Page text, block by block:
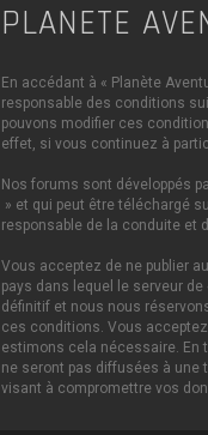
PLANÈTE
En accédant à « Planète
responsable des conditions
pouvons modifier ces
effet, si vous continuez à
Nos forums sont développés
» et qui peut être téléchargé
responsable de la conduite et
Vous acceptez de ne publier
pays dans lequel le serveur
définitif et nous nous
ces conditions. Vous
estimons cela nécessaire. En
ne seront pas diffusées à une
visant à compromettre vos